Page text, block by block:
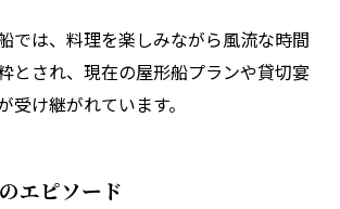
では、料理を楽しみながら風流な時間
とされ、現在の屋形船プランや貸切宴
受け継がれています。
エピソード